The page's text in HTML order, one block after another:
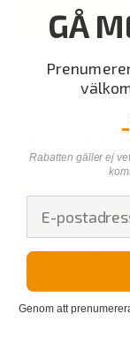
Recensioner
Anonym
Vaatii totuttelua,
suostuu syömään
jauhetta, joten
GÅ
Rabatten gäller ej
Genom att